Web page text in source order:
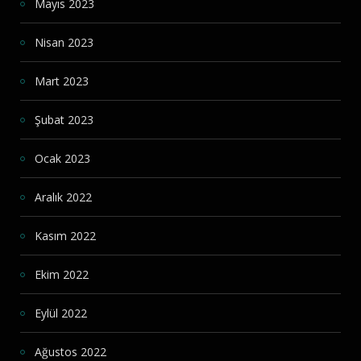
Mayıs 2023
Nisan 2023
Mart 2023
Şubat 2023
Ocak 2023
Aralık 2022
Kasım 2022
Ekim 2022
Eylül 2022
Ağustos 2022